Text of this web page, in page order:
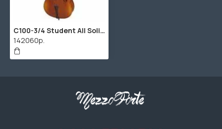
C100-3/4 Student All Solid виолончель студенческая Hora
142060р.